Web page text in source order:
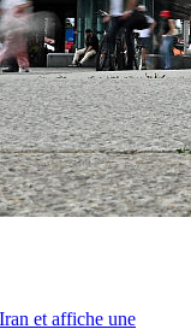
et affiche une